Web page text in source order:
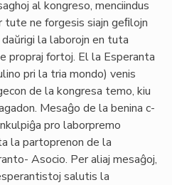
al kongreso, menciindus
tute ne forgesis siajn geﬁlojn
la laborojn en tuta
propraj fortoj. El la Esperanta
pri la tria mondo) venis
de la kongresa temo, kiu
Mesaĝo de la benina c-
pro laborpremo
la partoprenon de la
Asocio. Per aliaj mesaĝoj,
salutis la